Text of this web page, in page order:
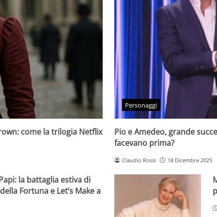
come la trilogia Netflix
la battaglia estiva di
Fortuna e Let’s Make a
Personaggi
Pio e Amedeo, grande
facevano prima?
Claudio Rossi 18 Dicembre 2025